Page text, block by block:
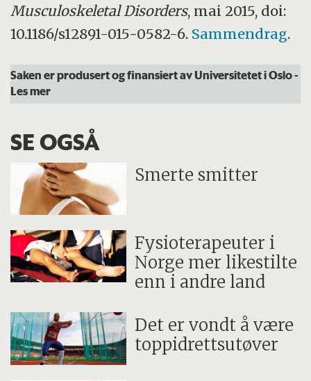
Musculoskeletal Disorders, mai 2015, doi:
10.1186/s12891-015-0582-6. Sammendrag.
Saken er produsert og finansiert av Universitetet i Oslo-
Les mer
SE OGSÅ
Smerte smitter
Fysioterapeuter i
Norge mer likestilte
enn i andre land
Det er vondt å være
toppidrettsutøver